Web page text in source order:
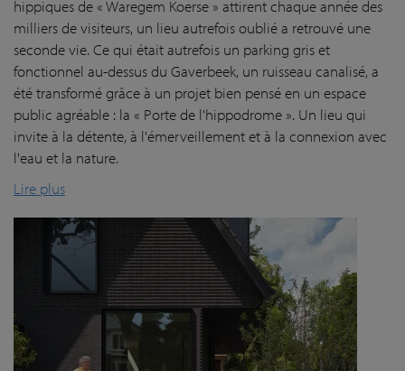
hippiques de « Waregem Koerse » attirent chaque année des
milliers de visiteurs, un lieu autrefois oublié a retrouvé une
seconde vie. Ce qui était autrefois un parking gris et
fonctionnel au-dessus du Gaverbeek, un ruisseau canalisé, a
été transformé grâce à un projet bien pensé en un espace
public agréable : la « Porte de l'hippodrome ». Un lieu qui
invite à la détente, à l'émerveillement et à la connexion avec
l'eau et la nature.
Lire plus